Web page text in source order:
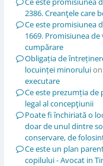
2386. Creanţele care
Ce este promisiunea
1669. Promisiunea
cumpărare
Obligația de
locuinței minoruluion
executare
Ce este prezumția de
legal al concepţiunii
Poate fi închiriată o
doar de unul dintre
conservare, de
Ce este un plan
copilului - Avocat in